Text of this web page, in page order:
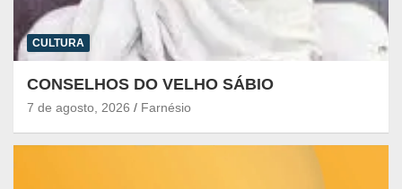
CULTURA
CONSELHOS DO VELHO SÁBIO
7 de agosto, 2026 Farnésio